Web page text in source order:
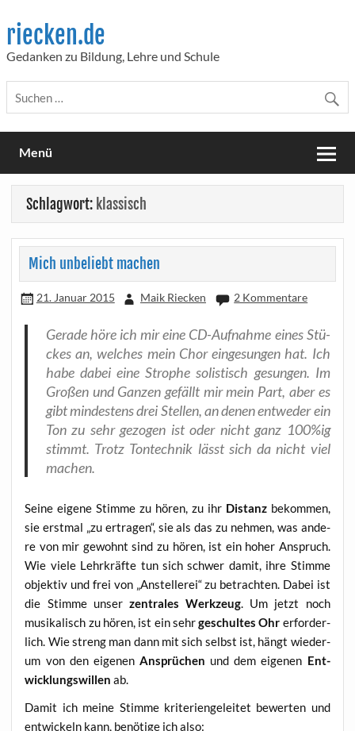
content
riecken.de
Gedanken zu Bildung, Lehre und Schule
Menü
Schlagwort: klassisch
Mich unbeliebt machen
21. Januar 2015 Maik Riecken 2 Kommentare
Gera­de höre ich mir eine CD-Auf­nah­me eines Stü­
ckes an, wel­ches mein Chor ein­ge­sun­gen hat. Ich
habe dabei eine Stro­phe solis­tisch gesun­gen. Im
Gro­ßen und Gan­zen gefällt mir mein Part, aber es
gibt min­des­tens drei Stel­len, an denen ent­we­der ein
Ton zu sehr gezo­gen ist oder nicht ganz 100%ig
stimmt. Trotz Ton­tech­nik lässt sich da nicht viel
machen.
Sei­ne eige­ne Stim­me zu hören, zu ihr Distanzbekom­men,
sie erst­mal „zu ertra­gen“, sie als das zu neh­men, was ande­
re von mir gewohnt sind zu hören, ist ein hoher Anspruch.
Wie vie­le Lehr­kräf­te tun sich schwer damit, ihre Stim­me
objek­tiv und frei von „Anstel­le­rei“ zu betrach­ten. Dabei ist
die Stim­me unser zen­tra­les Werk­zeug . Um jetzt noch
musi­ka­lisch zu hören, ist ein sehrgeschul­tes Ohr erfor­der­
lich. Wie streng man dann mit sich selbst ist, hängt wie­der­
um von den eige­nen Ansprü­chen und dem eige­nen Ent­
wick­lungs­wil­len ab.
Damit ich mei­ne Stim­me kri­te­ri­en­ge­lei­tet bewer­ten und
ent­wi­ckeln kann, benö­ti­ge ich also: